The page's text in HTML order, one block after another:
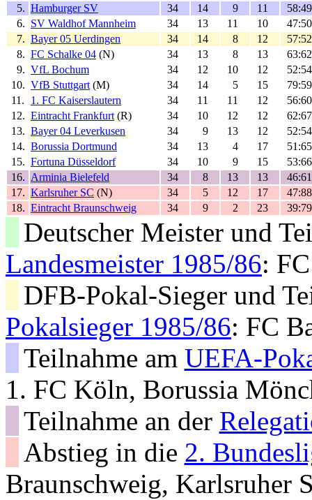
5. Hamburger SV 34 14 9 11
58:49
6. SV Waldhof Mannheim 34 13 11 10
47:50
7. Bayer 05 Uerdingen 34 14 8 12
57:52
8. FC Schalke 04 (N) 34 13 8 13
63:62
9. VfL Bochum 34 12 10 12
52:54
10. VfB Stuttgart (M) 34 14 5 15
79:59
11.
1. FC Kaiserslautern 34 11 11 12
56:60
12. Eintracht Frankfurt (R) 34 10 12 12
62:67
13. Bayer 04 Leverkusen 34 9 13 12
52:54
14. Borussia Dortmund 34 13 4 17
51:65
15. Fortuna Düsseldorf 34 10 9 15
53:66
16. Arminia Bielefeld 34 8 13 13
46:61
17. Karlsruher SC (N) 34 5 12 17
47:88
18. Eintracht Braunschweig 34 9 2 23 39:79
Deutscher Meister und
Landesmeister 1985/86:
DFB-Pokal-Sieger und
Pokalsieger 1985/86: FC
Teilnahme am UEFA-
1. FC Köln, Borussia
Teilnahme an der
Abstieg in die 2.
Braunschweig, Karlsruher